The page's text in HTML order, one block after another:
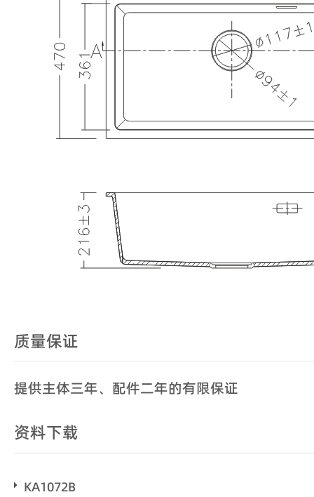
质量保证
提供主体三年、配件二年的有限保证
资料下载
KA1072B